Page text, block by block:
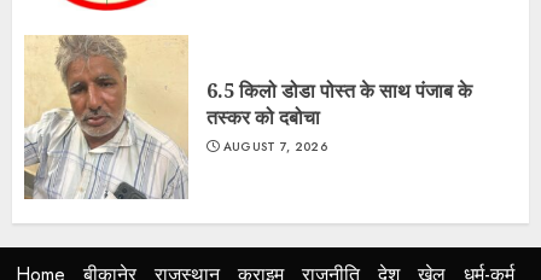
6.5 किलो डोडा पोस्त के साथ पंजाब के
तस्कर को दबोचा
AUGUST 7, 2026